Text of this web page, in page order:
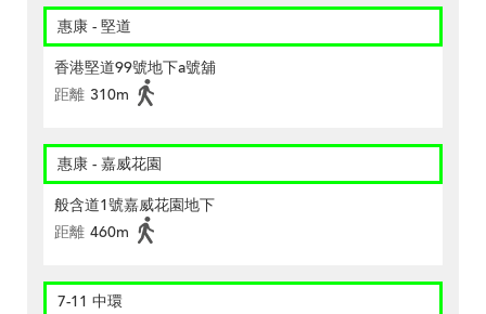
惠康 - 堅道
香港堅道99號地下a號舖
距離 310m
惠康 - 嘉威花園
般含道1號嘉威花園地下
距離 460m
7-11 中環